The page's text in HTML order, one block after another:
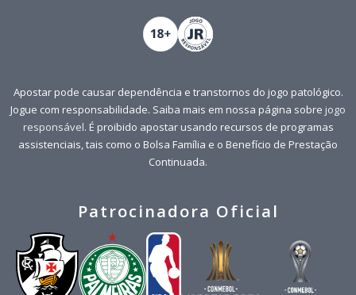
Apostar pode causar dependência e transtornos do jogo patológico.
Jogue com responsabilidade. Saiba mais em nossa página sobre jogo
responsável. É proibido apostar usando recursos de programas
assistenciais, tais como o Bolsa Família e o Benefício de Prestação
Continuada.
Patrocinadora Oficial